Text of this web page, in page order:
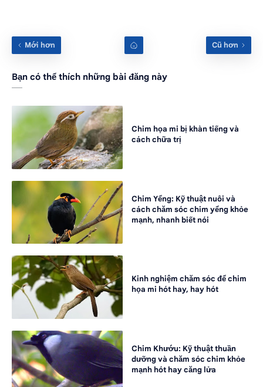
Bạn có thể thích những bài đăng này
Chim họa mi bị khàn tiếng và
cách chữa trị
Chim Yểng: Kỹ thuật nuôi và
cách chăm sóc chim yểng khỏe
mạnh, nhanh biết nói
Kinh nghiệm chăm sóc để chim
họa mi hót hay, hay hót
Chim Khướu: Kỹ thuật thuần
dưỡng và chăm sóc chim khỏe
mạnh hót hay căng lửa